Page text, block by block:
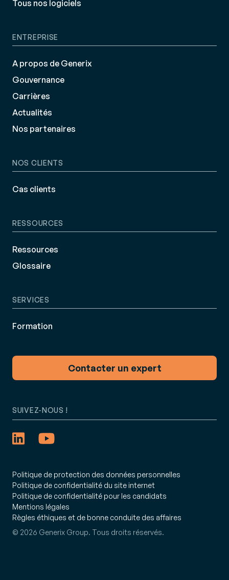
Tous nos logiciels
ENTREPRISE
A propos de Generix
Gouvernance
Carrières
Actualités
Nos partenaires
NOS CLIENTS
Cas clients
RESSOURCES
Ressources
Glossaire
SERVICES
Formation
Contacter un expert
Politique de protection des données personnelles
Politique de confidentialité du site internet
Politique de confidentialité pour les candidats
Mentions légales
Règles éthiques et de bonne conduite des affaires
© 2026 Generix Group. Tous droits réservés.
SUIVEZ-NOUS !